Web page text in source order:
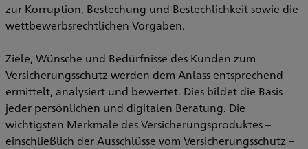
zur Korruption, Bestechung und Bestechlichkeit sowie die
wettbewerbsrechtlichen Vorgaben.
Ziele, Wünsche und Bedürfnisse des Kunden zum
Versicherungsschutz werden dem Anlass entsprechend
ermittelt, analysiert und bewertet. Dies bildet die Basis
jeder persönlichen und digitalen Beratung. Die
wichtigsten Merkmale des Versicherungsproduktes –
einschließlich der Ausschlüsse vom Versicherungsschutz –